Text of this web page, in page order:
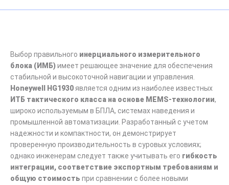
Выбор правильного инерциального измерительного
блока (ИМБ)имеет решающее значение для обеспечения
стабильной и высокоточной навигации и управления.
Honeywell HG1930 является одним из наиболее известных
ИТБ тактического класса на основе MEMS-технологии,
широко используемым в БПЛА, системах наведения и
промышленной автоматизации. Разработанный с учетом
надежности и компактности, он демонстрирует
проверенную производительность в суровых условиях;
однако инженерам следует также учитывать его гибкость
интеграции, соответствие экспортным требованиям и
общую стоимость при сравнении с более новыми